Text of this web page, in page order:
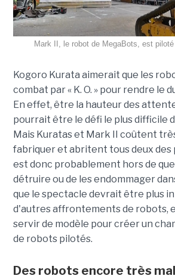
Mark II, le robot de MegaBots, est
Kogoro Kurata aimerait que les
combat par « K. O. » pour rendre le
En effet, être la hauteur des
pourrait être le défi le plus difficile
Mais Kuratas et Mark II coûtent
fabriquer et abritent tous deux des
est donc probablement hors de
détruire ou de les endommager
que le spectacle devrait être plus
d'autres affrontements de robots,
servir de modèle pour créer un
de robots pilotés.
Des robots encore très